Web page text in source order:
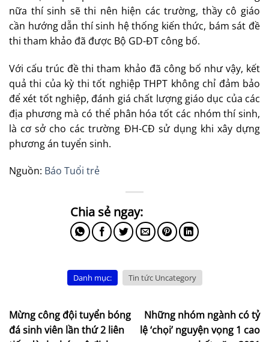
nữa thí sinh sẽ thi nên hiện các trường, thầy cô giáo
cần hướng dẫn thí sinh hệ thống kiến thức, bám sát đề
thi tham khảo đã được Bộ GD-ĐT công bố.
Với cấu trúc đề thi tham khảo đã công bố như vậy, kết
quả thi của kỳ thi tốt nghiệp THPT không chỉ đảm bảo
để xét tốt nghiệp, đánh giá chất lượng giáo dục của các
địa phương mà có thể phân hóa tốt các nhóm thí sinh,
là cơ sở cho các trường ĐH-CĐ sử dụng khi xây dựng
phương án tuyển sinh.
Nguồn: Báo Tuổi trẻ
Danh mục: Tin tức Uncategory
Mừng công đội tuyển bóng
đá sinh viên lần thứ 2 liên
Những nhóm ngành có tỷ
lệ ‘chọi’ nguyện vọng 1 cao